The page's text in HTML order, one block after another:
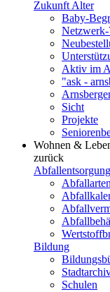
Zukunft Alter
Baby-
Netzwerk-
Aktiv im
"ask -
Sicht
Projekte
Wohnen &
zurück
Abfallentsorgung
Abfallarten
Bildung
Schulen